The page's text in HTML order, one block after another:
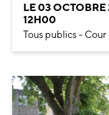
LE 03
12H00
Tous publics -